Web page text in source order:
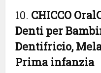
10. CHICCO
Denti per
Dentifricio,
Prima infanzia